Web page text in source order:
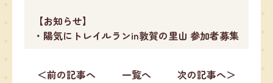
【お知らせ】
・陽気にトレイルランin敦賀の里山 参加者募集
＜前の記事へ 一覧へ 次の記事へ＞